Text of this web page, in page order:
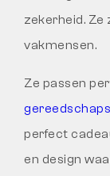
zekerheid. Ze
vakmensen.
Ze passen
perfect
en design